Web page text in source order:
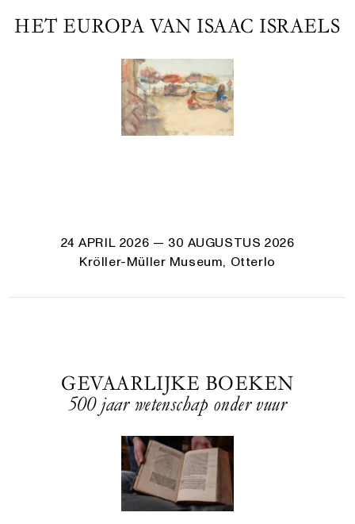
HET EUROPA VAN ISAAC ISRAELS
24 APRIL 2026 — 30 AUGUSTUS 2026
Kröller-Müller Museum, Otterlo
GEVAARLIJKE BOEKEN
500 jaar wetenschap onder vuur